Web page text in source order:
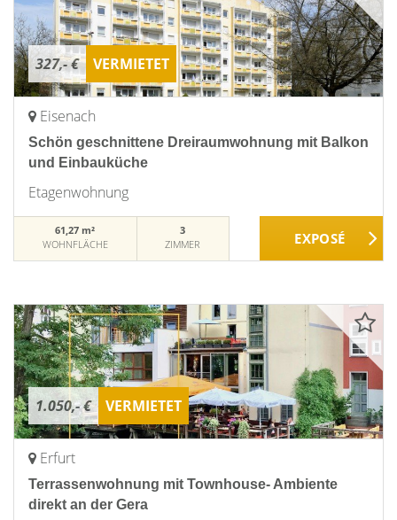
327,- € VERMIETET
Eisenach
Schön geschnittene Dreiraumwohnung mit Balkon
und Einbauküche
Etagenwohnung
61,27 m²
WOHNFLÄCHE
3
ZIMMER
1.050,- € VERMIETET
Erfurt
Terrassenwohnung mit Townhouse- Ambiente
direkt an der Gera